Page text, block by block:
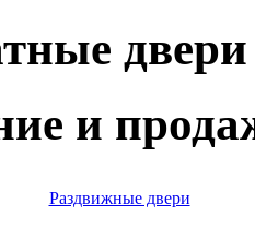
двери
и
Раздвижные двери